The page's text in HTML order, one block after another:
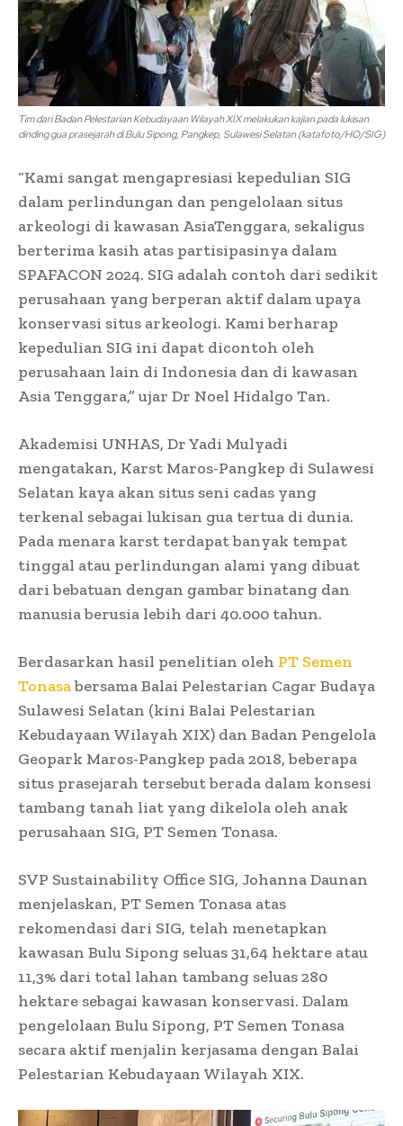
Tim dari Badan Pelestarian Kebudayaan Wilayah XIX melakukan kajian pada lukisan
dinding gua prasejarah di Bulu Sipong, Pangkep, Sulawesi Selatan (katafoto/HO/SIG)
“Kami sangat mengapresiasi kepedulian SIG
dalam perlindungan dan pengelolaan situs
arkeologi di kawasan AsiaTenggara, sekaligus
berterima kasih atas partisipasinya dalam
SPAFACON 2024. SIG adalah contoh dari sedikit
perusahaan yang berperan aktif dalam upaya
konservasi situs arkeologi. Kami berharap
kepedulian SIG ini dapat dicontoh oleh
perusahaan lain di Indonesia dan di kawasan
Asia Tenggara,” ujar Dr Noel Hidalgo Tan.
Akademisi UNHAS, Dr Yadi Mulyadi
mengatakan, Karst Maros-Pangkep di Sulawesi
Selatan kaya akan situs seni cadas yang
terkenal sebagai lukisan gua tertua di dunia.
Pada menara karst terdapat banyak tempat
tinggal atau perlindungan alami yang dibuat
dari bebatuan dengan gambar binatang dan
manusia berusia lebih dari 40.000 tahun.
Berdasarkan hasil penelitian oleh PT Semen
Tonasabersama Balai Pelestarian Cagar Budaya
Sulawesi Selatan (kini Balai Pelestarian
Kebudayaan Wilayah XIX) dan Badan Pengelola
Geopark Maros-Pangkep pada 2018, beberapa
situs prasejarah tersebut berada dalam konsesi
tambang tanah liat yang dikelola oleh anak
perusahaan SIG, PT Semen Tonasa.
SVP Sustainability Office SIG, Johanna Daunan
menjelaskan, PT Semen Tonasa atas
rekomendasi dari SIG, telah menetapkan
kawasan Bulu Sipong seluas 31,64 hektare atau
11,3% dari total lahan tambang seluas 280
hektare sebagai kawasan konservasi. Dalam
pengelolaan Bulu Sipong, PT Semen Tonasa
secara aktif menjalin kerjasama dengan Balai
Pelestarian Kebudayaan Wilayah XIX.